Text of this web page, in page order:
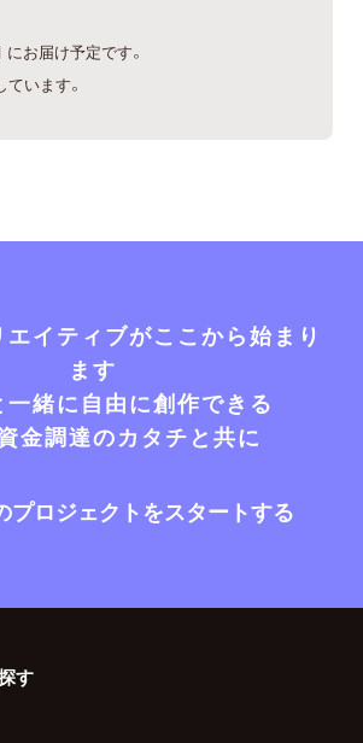
にお届け予定です。
います。
イティブがここから始まり
ます
一緒に自由に創作できる
金調達のカタチと共に
プロジェクトをスタートする
す